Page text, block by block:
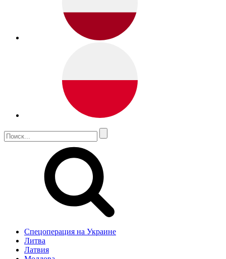
Спецоперация на Украине
Литва
Латвия